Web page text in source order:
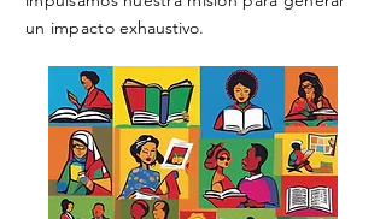
un impactoexhaustivo.